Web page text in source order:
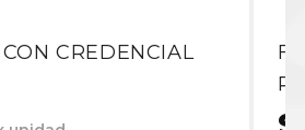
CREDENCIAL